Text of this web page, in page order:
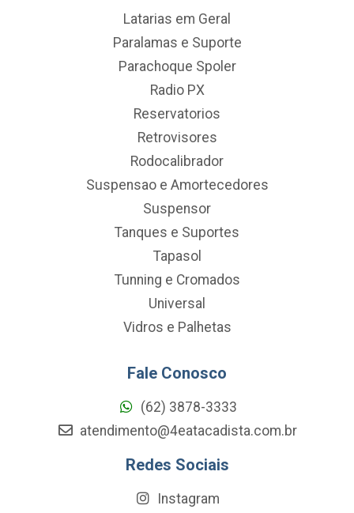
Latarias em Geral
Paralamas e Suporte
Parachoque Spoler
Radio PX
Reservatorios
Retrovisores
Rodocalibrador
Suspensao e Amortecedores
Suspensor
Tanques e Suportes
Tapasol
Tunning e Cromados
Universal
Vidros e Palhetas
Fale Conosco
(62) 3878-3333
atendimento@4eatacadista.com.br
Redes Sociais
Instagram